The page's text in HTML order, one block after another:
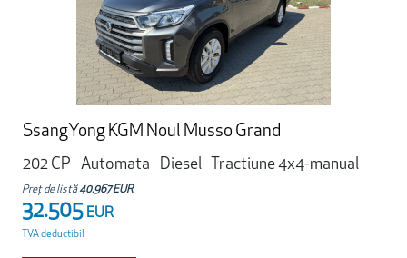
SsangYong KGM Noul Musso Grand
202 CP
Automata Diesel Tractiune 4x4-manual
Preț de listă40.967 EUR
32.505 EUR
TVA deductibil